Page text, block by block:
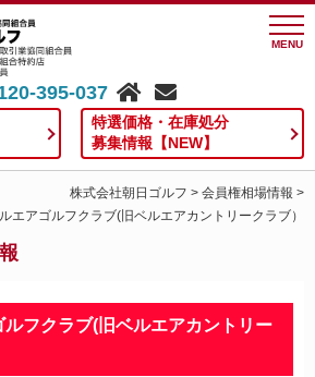
MENU
395-037
特選価格・在庫処分
募集情報【NEW】
株式会社朝日ゴルフ > 会員権相場情報 >
ルエアゴルフクラブ(旧ベルエアカントリークラブ）
ルフクラブ(旧ベルエアカントリー